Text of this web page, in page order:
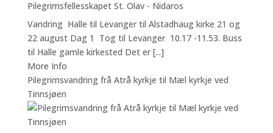
Pilegrimsfellesskapet St. Olav - Nidaros
Vandring Halle til Levanger til Alstadhaug kirke 21 og
22 august Dag 1 Tog til Levanger 10.17 -11.53. Buss
til Halle gamle kirkested Det er [...]
More Info
Pilegrimsvandring frå Atrå kyrkje til Mæl kyrkje ved
Tinnsjøen